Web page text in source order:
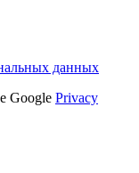
данных
Google Privacy